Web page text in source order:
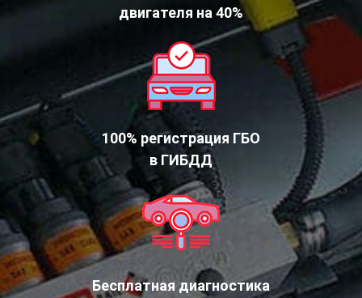
двигателя на 40%
100% регистрация ГБО
в ГИБДД
Бесплатная диагностика